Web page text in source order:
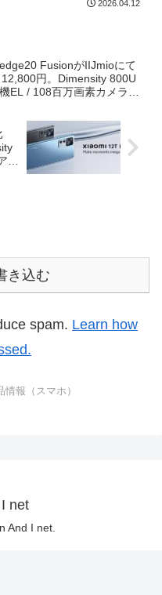
、Amazonでは上の画像...
2026.04.12
FusionがIIJmioにて
円。Dimensity 800U
EL / 108百万画素カメラと
き込む
spam. Learn how
情報（スマホ）
net
And I net.